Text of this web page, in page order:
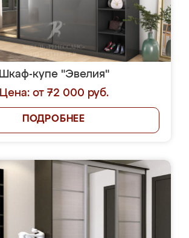
Шкаф-купе "Эвелия"
Цена: от 72 000 руб.
ПОДРОБНЕЕ